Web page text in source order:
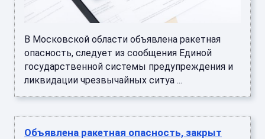
В Московской области объявлена ракетная
опасность, следует из сообщения Единой
государственной системы предупреждения и
ликвидации чрезвычайных ситуа ...
Объявлена ракетная опасность, закрыт